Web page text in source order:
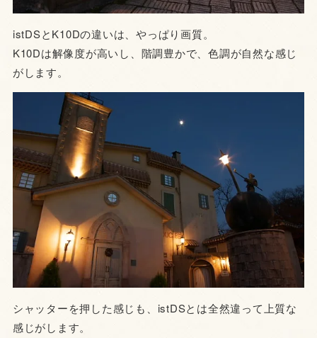
istDSとK10Dの違いは、やっぱり画質。
K10Dは解像度が高いし、階調豊かで、色調が自然な感じ
がします。
シャッターを押した感じも、istDSとは全然違って上質な
感じがします。